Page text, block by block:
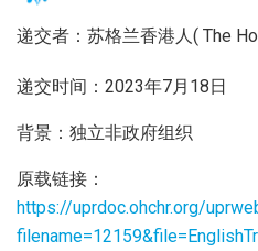
递交者：苏格兰香港人( The
递交时间：2023年7月18日
背景：独立非政府组织
原载链接：
https://uprdoc.ohchr.org/